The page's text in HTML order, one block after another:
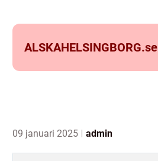
ALSKAHELSINGBORG.se
09 januari 2025 admin